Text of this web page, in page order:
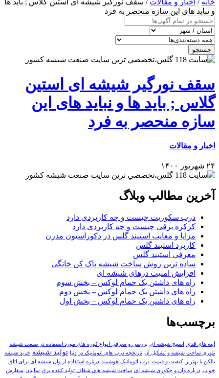
خانه / اخبار و مقالات / سقف نورگیر شیشه ای استین گلاس ; باید ها
و نباید های این سازه منحصر به فرد
جستجو
سقف نورگیر شیشه ای استین
گلاس ; باید ها و نباید های این
سازه منحصر به فرد
اخبار و مقالات
۲۴ شهریور ۱۴۰۰
آخرین مطالب وبلاگ
درب سکوریت چیست و چه کاربردی دارد
کرکره برقی چیست و چه کاربردی دارد
مزایا و معایب استیند گلس در دکوراسیون مدرن
کاربرد استیند گلس
معرفی استیند گلس
ساده ترین روش ساخت شیشه پاک کن خانگی
افزایش امنیت درهای شیشه ای
راه های داشتن یک حمام لوکس – بخش سوم
راه های داشتن یک حمام لوکس – بخش دوم
راه های داشتن یک حمام لوکس – بخش اول
برچسب‌ها
آینه های قدی استیج شیشه ای بررسی و معرفی انواع کوره های مورد استفاده در صنعت شیشه
تئوری ساخت شیشه و تشکیل آن تاریخچه درب های اتوماتیک در دنیا تولید شیشه خرید شیشه
بالکن با بهترین کیفیت و قیمت درب اتوماتیک هوشمند درباره استفاده از وان شیشه ای برای اتاق
خواب درباره وان و جکوزی شیشه ای ساخت شیشه های شفاف تولید کننده برق سایبان سفارش